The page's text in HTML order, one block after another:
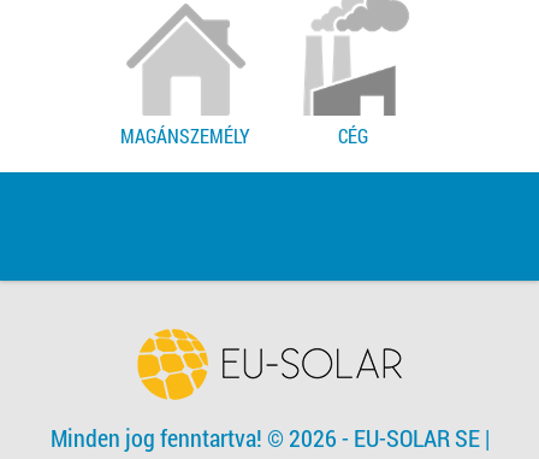
MAGÁNSZEMÉLY CÉG
Minden jog fenntartva! © 2026 - EU-SOLAR SE|